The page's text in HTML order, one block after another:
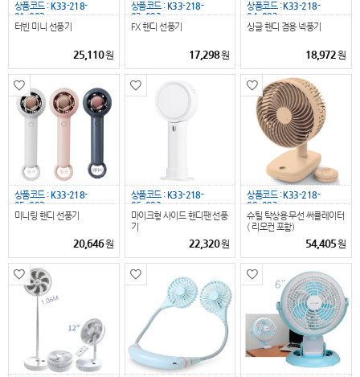
상품코드 : K33-218-
01_093
터빈 미니 선풍기
25,110원
상품코드 : K33-218-
03_093
FX 핸디 선풍기
17,298원
상품코드 : K33-218-
04_093
싱글 핸디 겸용 넥풍기
18,972원
상품코드 :K33-218-
05_093
미니링 핸디 선풍기
20,646원
상품코드 :K33-218-
06_093
마이크형 사이드 핸디팬 선풍
기
22,320원
상품코드 :K33-218-
09_093
슈틸 탁상용 무선 써큘레이터
( 리모컨 포함)
54,405원